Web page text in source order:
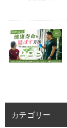
カテゴリー